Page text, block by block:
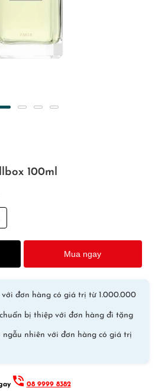
100ml
Mua ngay
đơn hàng có giá trị từ 1.000.000
bị thiệp với đơn hàng đi tặng
ngẫu nhiên với đơn hàng có giá trị
08 9999 8382